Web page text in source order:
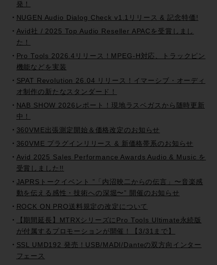
発！
NUGEN Audio Dialog Check v1.1リリース & 記念特価!
Avid社 / 2025 Top Audio Reseller APACを受賞しまし
た！
Pro Tools 2026.4リリース！MPEG-H対応、トラックピン
機能などを実装
SPAT Revolution 26.04 リリース！イマーシブ・オーディ
オ制作の新たなスタンダード！
NAB SHOW 2026レポート！現地ラスベガスから随時更新
中！
360VME出張測定開始＆価格改定のお知らせ
360VME プラグインリリース & 新価格帯系のお知らせ
Avid 2025 Sales Performance Awards Audio & Music を
受賞しました!!
JAPRSトークイベント ”「内沼映二からの伝言」〜音楽感
動を伝える感性・技術への深堀〜” 開催のお知らせ
ROCK ON PRO送料規定の改定について
【期間延長】MTRXシリーズにPro Tools Ultimate永続版
が付属するプロモーションが開催！【3/31まで】
SSL UMD192 発売！USB/MADI/Danteの双方向インター
フェース